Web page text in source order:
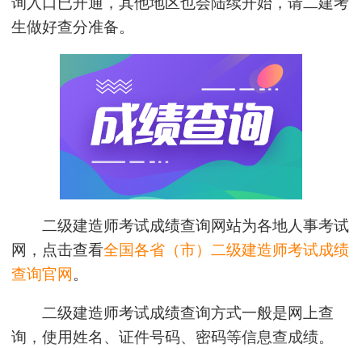
生做好查分准备。
二级建造师考试成绩查询网站为各地人事考试
网，点击查看全国各省（市）二级建造师考试成绩
查询官网 。
二级建造师考试成绩查询方式一般是网上查
询，使用姓名、证件号码、密码等信息查成绩。